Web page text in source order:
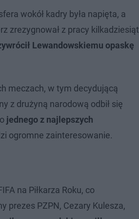
wokół kadry była napięta, a
zrezygnował z pracy kilkadziesiąt
Lewandowskiemu opaskę
meczach, w tym decydującą
z drużyną narodową odbił się
jednego z najlepszych
ogromne zainteresowanie.
na Piłkarza Roku, co
prezes PZPN, Cezary Kulesza,